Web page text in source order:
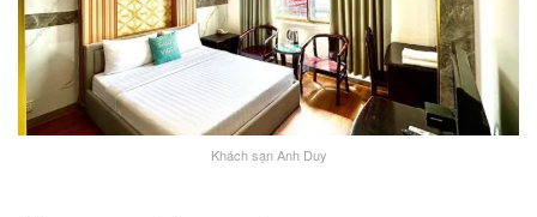
Khách sạn Anh Duy